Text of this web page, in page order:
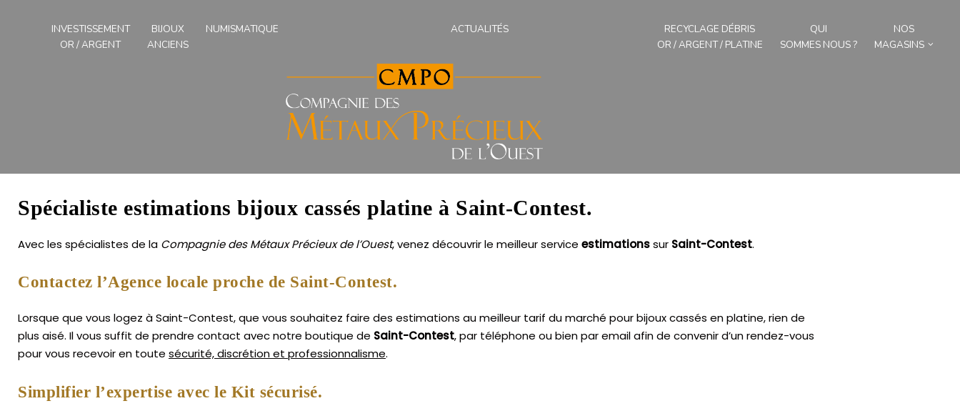
INVESTISSEMENT
OR / ARGENT
BIJOUX
ANCIENS
NUMISMATIQUE ACTUALITÉS
RECYCLAGE DÉBRIS
OR / ARGENT / PLATINE
QUI
SOMMES NOUS ?
NOS
MAGASINS
Spécialiste estimations bijoux cassés platine à Saint-Contest.
Avec les spécialistes de la Compagnie des Métaux Précieux de l’Ouest, venez découvrir le meilleur service estimationssur Saint-Contest.
Contactez l’Agence locale proche de Saint-Contest.
Lorsque que vous logez à Saint-Contest, que vous souhaitez faire des estimations au meilleur tarif du marché pour bijoux cassés en platine, rien de
plus aisé. Il vous suffit de prendre contact avec notre boutique de Saint-Contest, par téléphone ou bien par email afin de convenir d’un rendez-vous
pour vous recevoir en toute sécurité, discrétion et professionnalisme.
Simplifier l’expertise avec le Kit sécurisé.